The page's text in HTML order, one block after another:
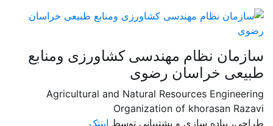
سازمان نظام مهندسی کشاورزی ومنابع
طبیعی خراسان رضوی
Agricultural and Natural Resources Engineering
Organization of khorasan Razavi
طراحی، پیاده سازی و پشتیبانی توسط اینتک